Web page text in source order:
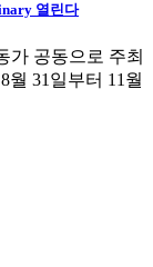
열린다
가 공동으로 주최
월 31일부터 11월